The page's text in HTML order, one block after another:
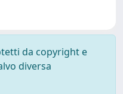
da copyright e
diversa